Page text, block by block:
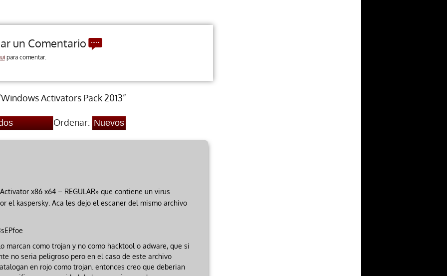
un Comentario
para comentar.
Activators Pack 2013”
Ordenar:
x86 x64 – REGULAR» que contiene un virus
el kaspersky. Aca les dejo el escaner del mismo archivo
marcan como trojan y no como hacktool o adware, que si
no seria peligroso pero en el caso de este archivo
en rojo como trojan. entonces creo que deberian